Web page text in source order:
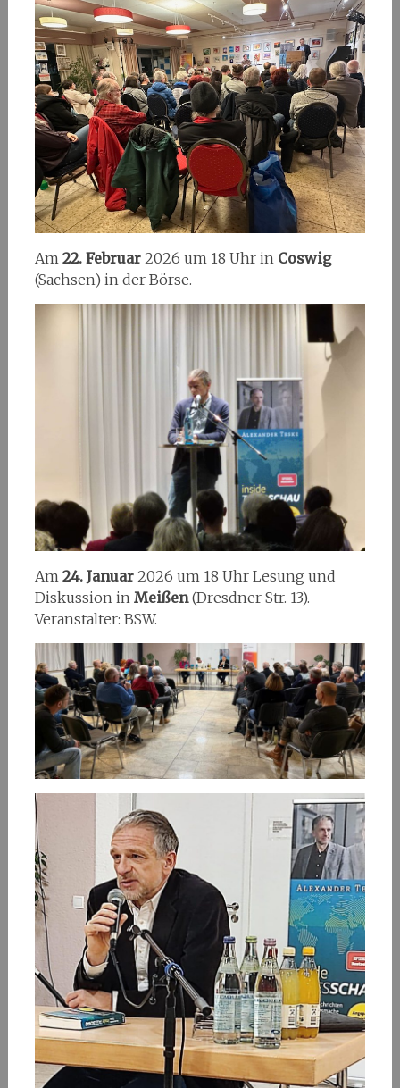
Am 22. Februar 2026 um 18 Uhr in Coswig
(Sachsen) in der Börse.
Am 24. Januar2026 um 18 Uhr Lesung und
Diskussion in Meißen(Dresdner Str. 13).
Veranstalter: BSW.